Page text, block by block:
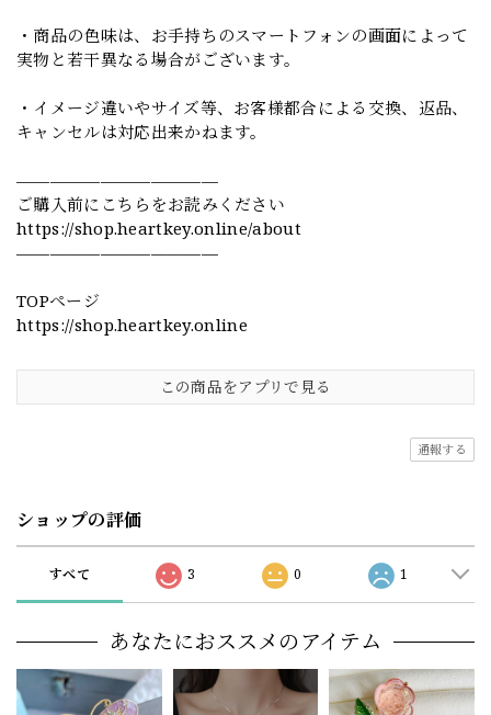
・商品の色味は、お手持ちのスマートフォンの画面によって
実物と若干異なる場合がございます。
・イメージ違いやサイズ等、お客様都合による交換、返品、
キャンセルは対応出来かねます。
————————————
ご購入前にこちらをお読みください
https://shop.heartkey.online/about
————————————
TOPページ
https://shop.heartkey.online
この商品をアプリで見る
通報する
ショップの評価
すべて 3 0 1
あなたにおススメのアイテム